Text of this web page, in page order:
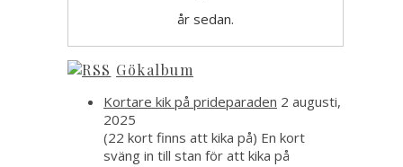
år sedan.
Gökalbum
Kortare kik på prideparaden 2 augusti,
2025
(22 kort finns att kika på) En kort
sväng in till stan för att kika på